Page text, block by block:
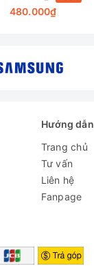
480.000₫
Hướng dẫn
Trang chủ
Tư vấn
Liên hệ
Fanpage